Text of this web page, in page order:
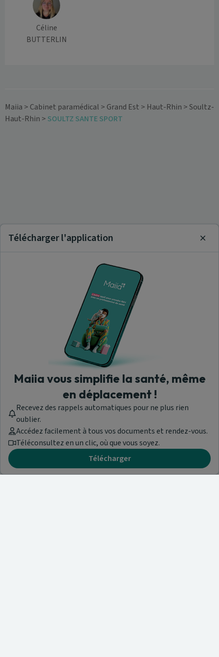
Céline
BUTTERLIN
Maiia > Cabinet paramédical > Grand Est > Haut-Rhin >Soultz-
Haut-Rhin > SOULTZ SANTE SPORT
Télécharger l'application
Maiia vous simplifie la santé, même
en déplacement !
Recevez des rappels automatiques pour ne plus rien
oublier.
Accédez facilement à tous vos documents et rendez-vous.
Téléconsultez en un clic, où que vous soyez.
Télécharger